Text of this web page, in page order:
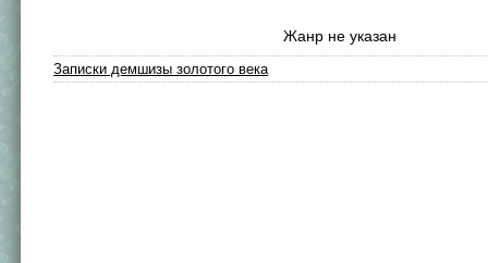
Жанр не указан
Записки демшизы золотого века